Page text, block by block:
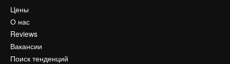
Цены
О нас
Reviews
Вакансии
Поиск тенденций